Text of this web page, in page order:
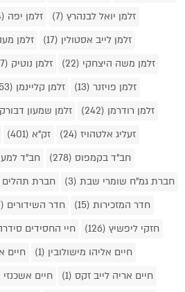
זלמן יואל לבנהרץ (7)
זלמן יפה (24)
זלמן לייב אסטולין (17)
זלמן
זלמן משה היצחקי (22)
זלמן נוטיק (67)
זלמן פויזנר (13)
זלמן קליינמן (53)
זלמן רודרמן (242)
זלמן שמעון דבורקין
זעליג אלטהויז (24)
זק"א (401)
חב"ד בקמפוס (278)
חב"ד למען
חברת גמ"ח שומרי שבת (3)
חברת תהלים
חדר המזכירות (15)
חדר השידורים (117)
חזקי ליפשיץ (126)
חיי החסידים סידרה
חיים אליהו מישולובין (1)
חיים
חיים אריה לייב זקס (1)
חיים אשכנזי